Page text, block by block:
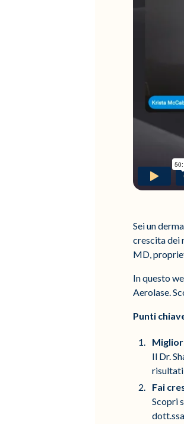
Sei un
crescita dei
MD,
In questo
Aerolase.
Punti
Il Dr.
risultati
Fai
Scopri